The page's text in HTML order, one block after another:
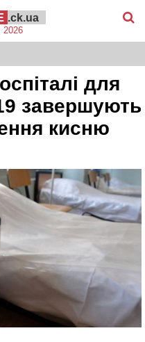
.ck.ua
2026
для
завершують
кисню